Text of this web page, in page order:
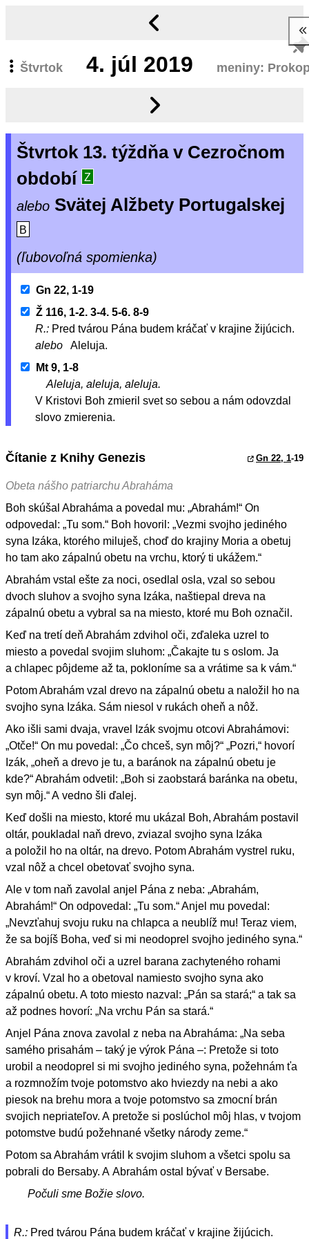
Štvrtok 4. júl 2019 meniny:
Štvrtok 13. týždňa v Cezročnom
období
Z
alebo Svätej Alžbety Portugalskej
B
(ľubovoľná spomienka)
Gn 22, 1-19
Ž 116, 1-2. 3-4. 5-6. 8-9
R.: Pred tvárou Pána budem kráčať v krajine žijúcich.
alebo
Aleluja.
Mt 9, 1-8
Aleluja, aleluja, aleluja.
V Kristovi Boh zmieril svet so sebou a nám odovzdal
slovo zmierenia.
Čítanie z Knihy Genezis Gn 22, 1-19
Obeta nášho patriarchu Abraháma
Boh skúšal Abraháma a povedal mu: „Abrahám!“ On
odpovedal: „Tu som.“ Boh hovoril: „Vezmi svojho jediného
syna Izáka, ktorého miluješ, choď do krajiny Moria a obetuj
ho tam ako zápalnú obetu na vrchu, ktorý ti ukážem.“
Abrahám vstal ešte za noci, osedlal osla, vzal so sebou
dvoch sluhov a svojho syna Izáka, naštiepal dreva na
zápalnú obetu a vybral sa na miesto, ktoré mu Boh označil.
Keď na tretí deň Abrahám zdvihol oči, zďaleka uzrel to
miesto a povedal svojim sluhom: „Čakajte tu s oslom. Ja
a chlapec pôjdeme až ta, pokloníme sa a vrátime sa k vám.“
Potom Abrahám vzal drevo na zápalnú obetu a naložil ho na
svojho syna Izáka. Sám niesol v rukách oheň a nôž.
Ako išli sami dvaja, vravel Izák svojmu otcovi Abrahámovi:
„Otče!“ On mu povedal: „Čo chceš, syn môj?“ „Pozri,“ hovorí
Izák, „oheň a drevo je tu, a baránok na zápalnú obetu je
kde?“ Abrahám odvetil: „Boh si zaobstará baránka na obetu,
syn môj.“ A vedno šli ďalej.
Keď došli na miesto, ktoré mu ukázal Boh, Abrahám postavil
oltár, poukladal naň drevo, zviazal svojho syna Izáka
a položil ho na oltár, na drevo. Potom Abrahám vystrel ruku,
vzal nôž a chcel obetovať svojho syna.
Ale v tom naň zavolal anjel Pána z neba: „Abrahám,
Abrahám!“ On odpovedal: „Tu som.“ Anjel mu povedal:
„Nevzťahuj svoju ruku na chlapca a neublíž mu! Teraz viem,
že sa bojíš Boha, veď si mi neodoprel svojho jediného syna.“
Abrahám zdvihol oči a uzrel barana zachyteného rohami
v kroví. Vzal ho a obetoval namiesto svojho syna ako
zápalnú obetu. A toto miesto nazval: „Pán sa stará;“ a tak sa
až podnes hovorí: „Na vrchu Pán sa stará.“
Anjel Pána znova zavolal z neba na Abraháma: „Na seba
samého prisahám – taký je výrok Pána –: Pretože si toto
urobil a neodoprel si mi svojho jediného syna, požehnám ťa
a rozmnožím tvoje potomstvo ako hviezdy na nebi a ako
piesok na brehu mora a tvoje potomstvo sa zmocní brán
svojich nepriateľov. A pretože si poslúchol môj hlas, v tvojom
potomstve budú požehnané všetky národy zeme.“
Potom sa Abrahám vrátil k svojim sluhom a všetci spolu sa
pobrali do Bersaby. A Abrahám ostal bývať v Bersabe.
Počuli sme Božie slovo.
R.: Pred tvárou Pána budem kráčať v krajine žijúcich.